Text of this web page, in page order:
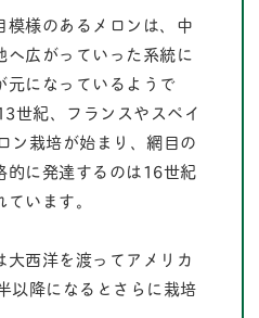
様のあるメロンは、中
広がっていった系統に
元になっているようで
世紀、フランスやスペイ
ン栽培が始まり、網目の
的に発達するのは16世紀
います。
西洋を渡ってアメリカ
以降になるとさらに栽培